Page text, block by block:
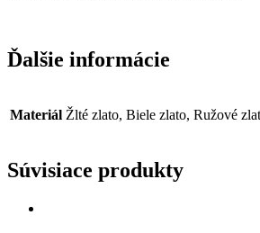
Ďalšie informácie
Materiál Žlté zlato, Biele zlato, Ružové
Súvisiace produkty